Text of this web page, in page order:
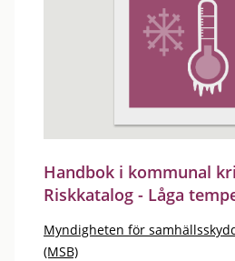
Handbok i kommunal
Riskkatalog - Låga
Myndigheten för
(MSB)